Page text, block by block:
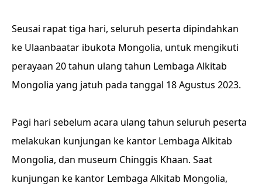
Seusai rapat tiga hari, seluruh peserta dipindahkan
ke Ulaanbaatar ibukota Mongolia, untuk mengikuti
perayaan 20 tahun ulang tahun Lembaga Alkitab
Mongolia yang jatuh pada tanggal 18 Agustus 2023.
Pagi hari sebelum acara ulang tahun seluruh peserta
melakukan kunjungan ke kantor Lembaga Alkitab
Mongolia, dan museum Chinggis Khaan. Saat
kunjungan ke kantor Lembaga Alkitab Mongolia,